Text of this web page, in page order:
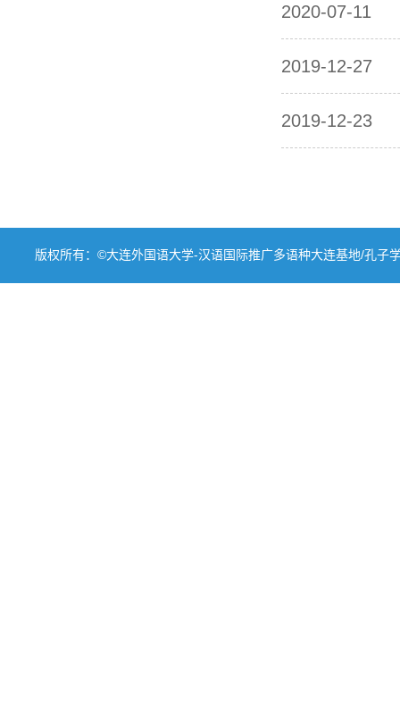
2020-07-11
2019-12-27
2019-12-23
版权所有：©大连外国语大学-汉语国际推广多语种大连基地/孔